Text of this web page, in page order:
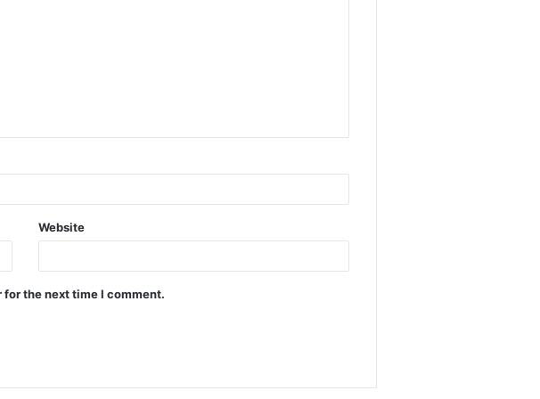
Website
the next time I comment.